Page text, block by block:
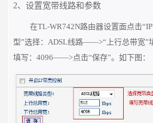
2、设置宽带线路和参数
在TL-WR742N路由器设置面点击
型”选择：ADSL线路——>“上行总带宽
填写：4096——>点击“保存”。如下图：